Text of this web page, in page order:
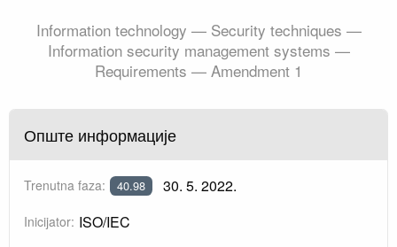
Information technology — Security techniques —
Information security management systems —
Requirements — Amendment 1
Опште информације
Trenutna faza: 40.98 30. 5. 2022.
Inicijator: ISO/IEC